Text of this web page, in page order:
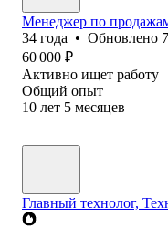
Менеджер по
34 года • Обновлено
60 000 ₽
Активно ищет работу
Общий опыт
10 лет 5 месяцев
Главный технолог,